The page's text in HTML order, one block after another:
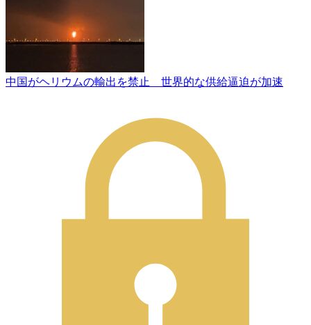
中国がヘリウムの輸出を禁止 世界的な供給逼迫が加速